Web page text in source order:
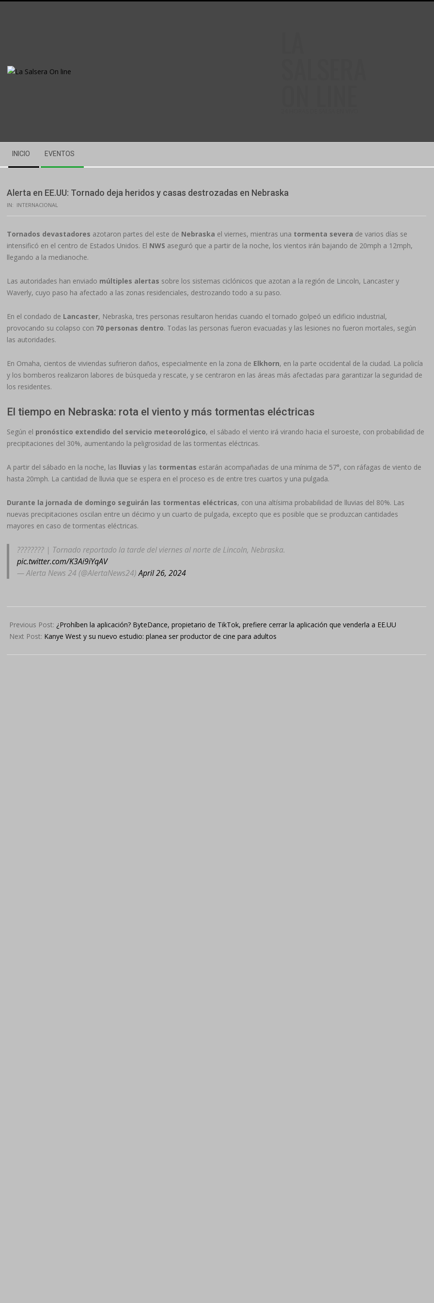
Navigation
Menu
INICIO EVENTOS
Alerta en EE.UU: Tornado deja heridos y casas destrozadas en Nebraska
IN: INTERNACIONAL
Tornados devastadores azotaron partes del este de Nebraska el viernes, mientras una tormenta severa de varios días se
intensificó en el centro de Estados Unidos. El NWS aseguró que a partir de la noche, los vientos irán bajando de 20mph a 12mph,
llegando a la medianoche.
Las autoridades han enviado múltiples alertas sobre los sistemas ciclónicos que azotan a la región de Lincoln, Lancaster y
Waverly, cuyo paso ha afectado a las zonas residenciales, destrozando todo a su paso.
En el condado de Lancaster, Nebraska, tres personas resultaron heridas cuando el tornado golpeó un edificio industrial,
provocando su colapso con 70 personas dentro. Todas las personas fueron evacuadas y las lesiones no fueron mortales, según
las autoridades.
En Omaha, cientos de viviendas sufrieron daños, especialmente en la zona de Elkhorn, en la parte occidental de la ciudad. La policía
y los bomberos realizaron labores de búsqueda y rescate, y se centraron en las áreas más afectadas para garantizar la seguridad de
los residentes.
El tiempo en Nebraska: rota el viento y más tormentas eléctricas
Según el pronóstico extendido del servicio meteorológico, el sábado el viento irá virando hacia el suroeste, con probabilidad de
precipitaciones del 30%, aumentando la peligrosidad de las tormentas eléctricas.
A partir del sábado en la noche, las lluvias y las tormentas estarán acompañadas de una mínima de 57°, con ráfagas de viento de
hasta 20mph. La cantidad de lluvia que se espera en el proceso es de entre tres cuartos y una pulgada.
Durante la jornada de domingo seguirán las tormentas eléctricas, con una altísima probabilidad de lluvias del 80%. Las
nuevas precipitaciones oscilan entre un décimo y un cuarto de pulgada, excepto que es posible que se produzcan cantidades
mayores en caso de tormentas eléctricas.
???????? | Tornado reportado la tarde del viernes al norte de Lincoln, Nebraska.
pic.twitter.com/K3Ai9iYqAV
— Alerta News 24 (@AlertaNews24)April 26, 2024
04-
27
Previous Post: ¿Prohíben la aplicación? ByteDance, propietario de TikTok, prefiere cerrar la aplicación que venderla a EE.UU
Next Post: Kanye West y su nuevo estudio: planea ser productor de cine para adultos